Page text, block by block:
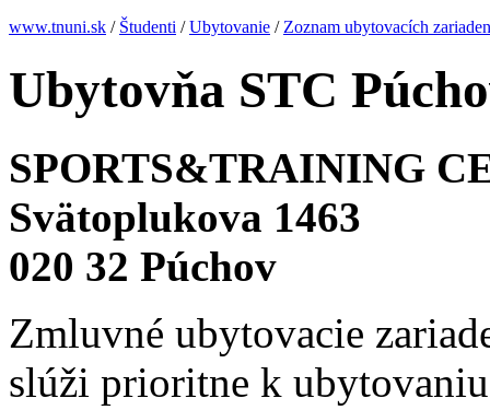
www.tnuni.sk / Študenti /Ubytovanie / Zoznam ubytovacích
Ubytovňa STC
SPORTS&TRAINING
Svätoplukova 1463
020 32 Púchov
Zmluvné ubytovacie
slúži prioritne k